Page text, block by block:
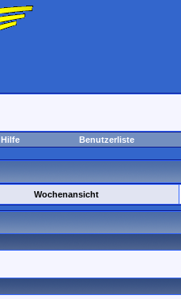
Hilfe Benutzerliste
Wochenansicht